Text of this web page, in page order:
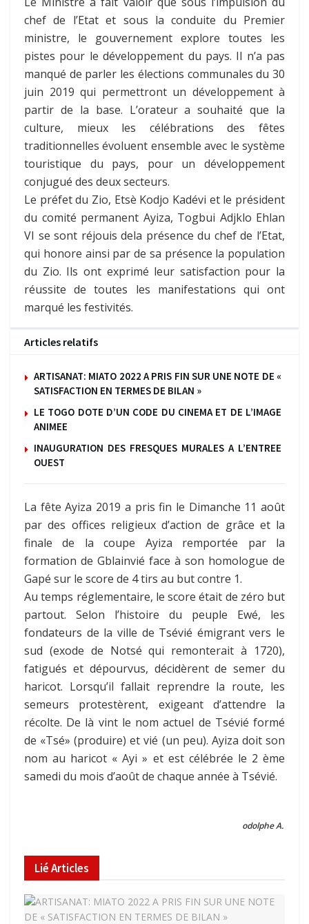
chef de l’Etat et sous la conduite du Premier
ministre, le gouvernement explore toutes les
pistes pour le développement du pays. Il n’a pas
manqué de parler les élections communales du 30
juin 2019 qui permettront un développement à
partir de la base. L’orateur a souhaité que la
culture, mieux les célébrations des fêtes
traditionnelles évoluent ensemble avec le système
touristique du pays, pour un développement
conjugué des deux secteurs.
Le préfet du Zio, Etsè Kodjo Kadévi et le président
du comité permanent Ayiza, Togbui Adjklo Ehlan
VI se sont réjouis dela présence du chef de l’Etat,
qui honore ainsi par de sa présence la population
du Zio. Ils ont exprimé leur satisfaction pour la
réussite de toutes les manifestations qui ont
marqué les festivités.
Articles relatifs
ARTISANAT: MIATO 2022 A PRIS FIN SUR UNE NOTE DE «
SATISFACTION EN TERMES DE BILAN »
LE TOGO DOTE D’UN CODE DU CINEMA ET DE L’IMAGE
ANIMEE
INAUGURATION DES FRESQUES MURALES A L’ENTREE
OUEST
La fête Ayiza 2019 a pris fin le Dimanche 11 août
par des offices religieux d’action de grâce et la
finale de la coupe Ayiza remportée par la
formation de Gblainvié face à son homologue de
Gapé sur le score de 4 tirs au but contre 1.
Au temps réglementaire, le score était de zéro but
partout. Selon l’histoire du peuple Ewé, les
fondateurs de la ville de Tsévié émigrant vers le
sud (exode de Notsé qui remonterait à 1720),
fatigués et dépourvus, décidèrent de semer du
haricot. Lorsqu’il fallait reprendre la route, les
semeurs protestèrent, exigeant d’attendre la
récolte. De là vint le nom actuel de Tsévié formé
de «Tsé» (produire) et vié (un peu). Ayiza doit son
nom au haricot « Ayi » et est célébrée le 2 ème
samedi du mois d’août de chaque année à Tsévié.
odolphe A.
LiéArticles